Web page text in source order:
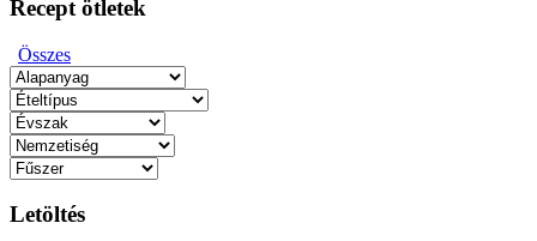
Recept ötletek
Összes
Letöltés